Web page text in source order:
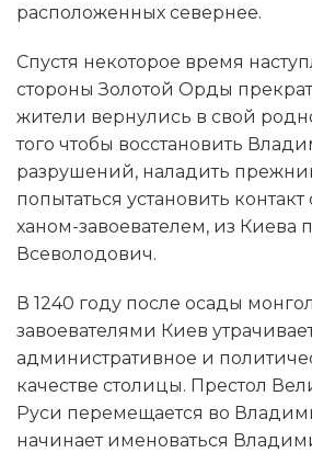
расположенных севернее.
Спустя некоторое время
стороны Золотой Орды
жители вернулись в свой
того чтобы восстановить
разрушений, наладить
попытаться установить
ханом-завоевателем, из Киева
Всеволодович.
В 1240 году после осады
завоевателями Киев
административное и
качестве столицы. Престол
Руси перемещается во
начинает именоваться